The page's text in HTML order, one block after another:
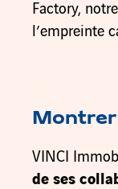
Factory,
l’empreinte
Montrer
VINCI
de ses